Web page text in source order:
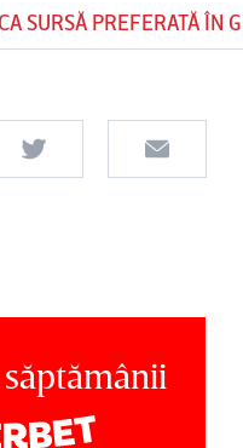
SURSĂ PREFERATĂ ÎN